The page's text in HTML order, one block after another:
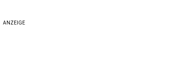
ANZEIGE